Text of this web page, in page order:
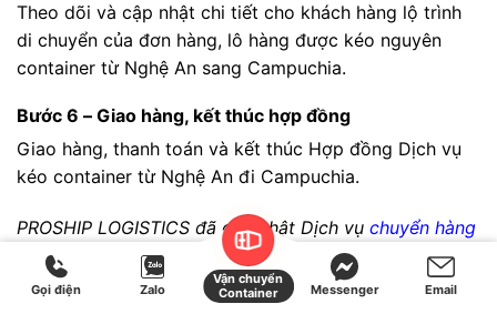
Theo dõi và cập nhật chi tiết cho khách hàng lộ trình
di chuyển của đơn hàng, lô hàng được kéo nguyên
container từ Nghệ An sang Campuchia.
Bước 6 – Giao hàng, kết thúc hợp đồng
Giao hàng, thanh toán và kết thúc Hợp đồng Dịch vụ
kéo container từ Nghệ An đi Campuchia.
PROSHIP LOGISTICS đã cập nhật Dịch vụ chuyển hàng
đi Campuchia từ Nghệ Angiá rẻ cho Quý doanh
nghiệp tham khảo. Chúng tôi tự tin là một trong những
Gọi điện Zalo
Vận chuyển
Container
Messenger Email